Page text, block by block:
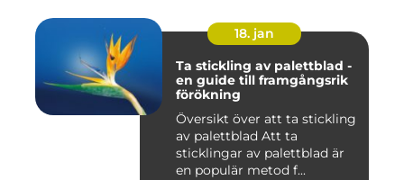
18. jan
Ta stickling av palettblad -
en guide till framgångsrik
förökning
Översikt över att ta stickling
av palettblad Att ta
sticklingar av palettblad är
en populär metod f...